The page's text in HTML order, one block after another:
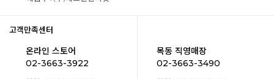
고객만족센터
온라인 스토어
02-3663-3922
목동 직영매장
02-3663-3490